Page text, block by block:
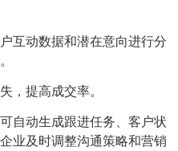
互动数据和潜在意向进行分
，提高成交率。
自动生成跟进任务、客户状
业及时调整沟通策略和营销